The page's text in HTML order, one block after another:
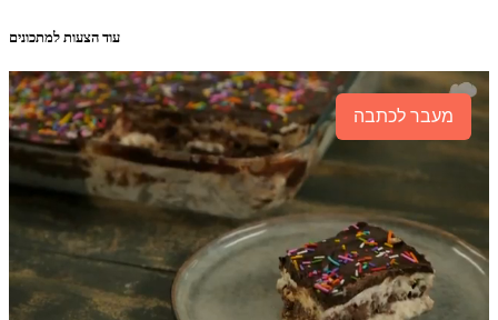
עוד הצעות למתכונים
מעבר לכתבה